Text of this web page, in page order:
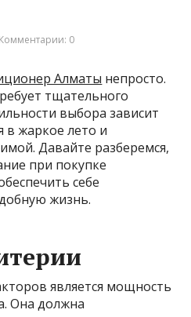
Комментарии: 0
Алматы непросто.
тщательного
выбора зависит
жаркое лето и
Давайте разберемся,
при покупке
себе
жизнь.
является мощность
Она должна